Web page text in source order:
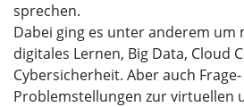
sprechen.
Dabei ging es unter anderem um
digitales Lernen, Big Data, Cloud
Cybersicherheit. Aber auch
Problemstellungen zur virtuellen